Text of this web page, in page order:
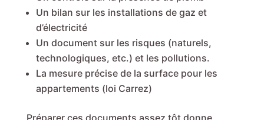
Un bilan sur les installations de gaz et
d’électricité
Un document sur les risques (naturels,
technologiques, etc.) et les pollutions.
La mesure précise de la surface pour les
appartements (loi Carrez)